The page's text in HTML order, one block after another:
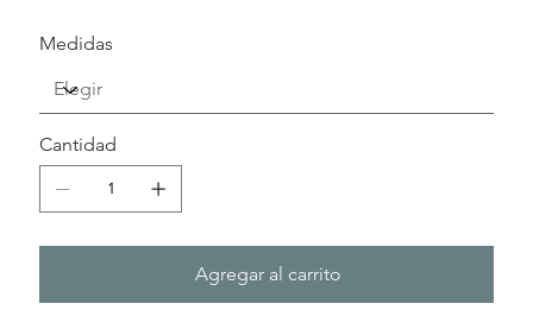
Medidas
Cantidad
Agregar al carrito